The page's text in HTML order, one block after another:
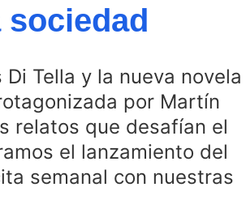
Tella y la nueva
por Martín
relatos que desafían el
el lanzamiento del
semanal con nuestras